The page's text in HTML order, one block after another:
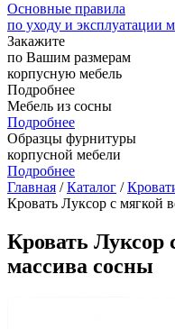
Основные правила
по уходу и эксплуатации
Закажите
по Вашим размерам
корпусную мебель
Подробнее
Мебель из сосны
Подробнее
Образцы фурнитуры
корпусной мебели
Подробнее
Главная /Каталог /
Кровать Луксор с мягкой
Кровать Луксор
массива сосны